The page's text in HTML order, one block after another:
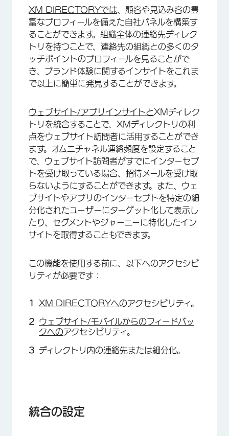
デジタルエクスペリエンス分析とXM Directory
トラブルシューティングのヒント
XM DIRECTORYでは 、顧客や見込み客の豊
富なプロフィールを備えた自社パネルを構築す
ることができます。組織全体の連絡先ディレク
トリを持つことで、連絡先の組織との多くのタ
ッチポイントのプロフィールを見ることがで
き、ブランド体験に関するインサイトをこれま
で以上に簡単に発見することができます。
ウェブサイト/アプリインサイトとXMディレク
トリを統合することで、XMディレクトリの利
点をウェブサイト訪問者に活用することができ
ます。オムニチャネル連絡頻度を設定すること
で、ウェブサイト訪問者がすでにインターセプ
トを受け取っている場合、招待メールを受け取
らないようにすることができます。また、ウェ
ブサイトやアプリのインターセプトを特定の細
分化されたユーザーにターゲット化して表示し
たり、セグメントやジャーニーに特化したイン
サイトを取得することもできます。
この機能を使用する前に、以下へのアクセシビ
リティが必要です：
XM DIRECTORYへのアクセシビリティ。
ウェブサイト/モバイルからのフィードバッ
クへのアクセシビリティ。
ディレクトリ内の連絡先または細分化。
統合の設定